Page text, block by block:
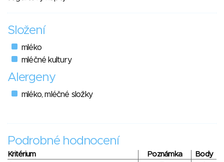
Složení
mléko
mléčné kultury
Alergeny
mléko, mléčné složky
Podrobné hodnocení
Kritérium Poznámka
Body